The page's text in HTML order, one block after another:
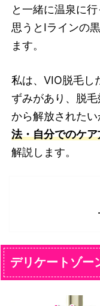
と一緒に温泉に
思うとIラインの
ます。
私は、VIO脱毛し
ずみがあり、脱
から解放されたい
法・自分でのケ
解説します。
デリケートゾー